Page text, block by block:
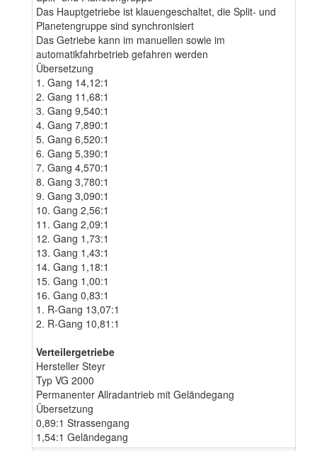
Das Hauptgetriebe ist klauengeschaltet, die Split- und
Planetengruppe sind synchronisiert
Das Getriebe kann im manuellen sowie im
automatikfahrbetrieb gefahren werden
Übersetzung
1. Gang 14,12:1
2. Gang 11,68:1
3. Gang 9,540:1
4. Gang 7,890:1
5. Gang 6,520:1
6. Gang 5,390:1
7. Gang 4,570:1
8. Gang 3,780:1
9. Gang 3,090:1
10. Gang 2,56:1
11. Gang 2,09:1
12. Gang 1,73:1
13. Gang 1,43:1
14. Gang 1,18:1
15. Gang 1,00:1
16. Gang 0,83:1
1. R-Gang 13,07:1
2. R-Gang 10,81:1
Verteilergetriebe
Hersteller Steyr
Typ VG 2000
Permanenter Allradantrieb mit Geländegang
Übersetzung
0,89:1 Strassengang
1,54:1 Geländegang